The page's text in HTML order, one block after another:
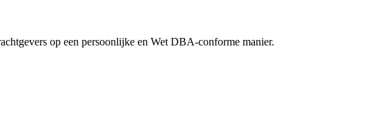
op een persoonlijke en Wet DBA-conforme manier.